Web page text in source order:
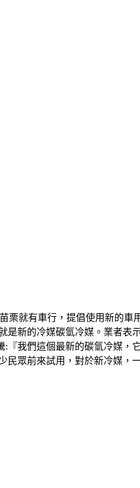
栗就有車行，提倡使用新的
新的冷媒碳氫冷媒。業者表
我們這個最新的碳氫冷媒，
眾前來試用，對於新冷媒，